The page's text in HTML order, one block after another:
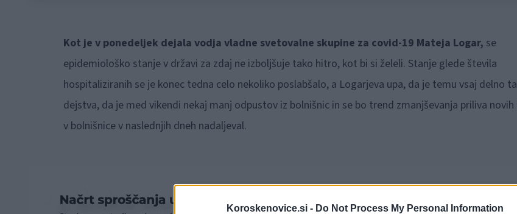
Koroskenovice.si - Do Not Process My Personal Information
Kot je v ponedeljek dejala vodja vladne svetovalne skupine za covid-19 Mateja Logar, se
epidemiološko stanje v državi za zdaj ne izboljšuje tako hitro, kot bi si želeli. Stanje glede števila
hospitaliziranih se je konec tedna celo nekoliko poslabšalo, a Logarjeva upa, da je temu vsaj delno
dejstva, da je med vikendi nekaj manj odpustov iz bolnišnic in se bo trend zmanjševanja priliva
v bolnišnice v naslednjih dneh nadaljeval.